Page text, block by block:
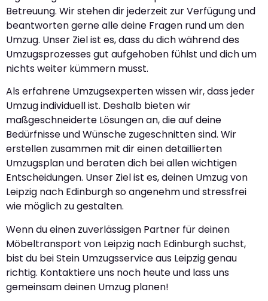
Betreuung. Wir stehen dir jederzeit zur Verfügung und
beantworten gerne alle deine Fragen rund um den
Umzug. Unser Ziel ist es, dass du dich während des
Umzugsprozesses gut aufgehoben fühlst und dich um
nichts weiter kümmern musst.
Als erfahrene Umzugsexperten wissen wir, dass jeder
Umzug individuell ist. Deshalb bieten wir
maßgeschneiderte Lösungen an, die auf deine
Bedürfnisse und Wünsche zugeschnitten sind. Wir
erstellen zusammen mit dir einen detaillierten
Umzugsplan und beraten dich bei allen wichtigen
Entscheidungen. Unser Ziel ist es, deinen Umzug von
Leipzig nach Edinburgh so angenehm und stressfrei
wie möglich zu gestalten.
Wenn du einen zuverlässigen Partner für deinen
Möbeltransport von Leipzig nach Edinburgh suchst,
bist du bei Stein Umzugsservice aus Leipzig genau
richtig. Kontaktiere uns noch heute und lass uns
gemeinsam deinen Umzug planen!